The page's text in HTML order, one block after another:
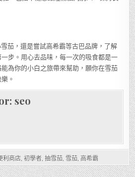
茄，還是嘗試高希霸等古巴品牌，了解
步。用心去品味，每一次的吸食都是一
為你的小白之旅帶來幫助，願你在雪茄
。
seo
利商店 初學者 抽雪茄 雪茄 高希霸